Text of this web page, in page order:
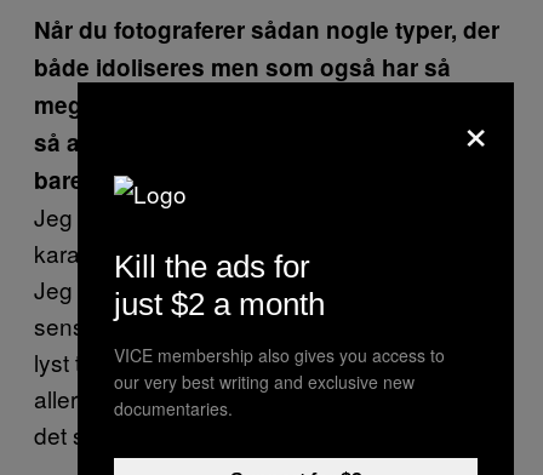
Når du fotograferer sådan nogle typer, der
både idoliseres men som også har så
meget vold på samvittigheden, prøver du
så at give din serie et budskab? Eller er du
bare dokumentarist?
Jeg følte det var vigtigt at fange de her
karakterer på kamera, fordi de er ved at uddø.
Jeg havde bare ikke lyst til at
sensationalisere det. Jeg havde ikke engang
lyst til at bruge ordet Yakuza, det ved folk
allerede, hvad er, og jeg ville gerne have, at
det skulle være mere end det.
×
Kill the ads for
just $2 a month
VICE membership also gives you access to
our very best writing and exclusive new
documentaries.